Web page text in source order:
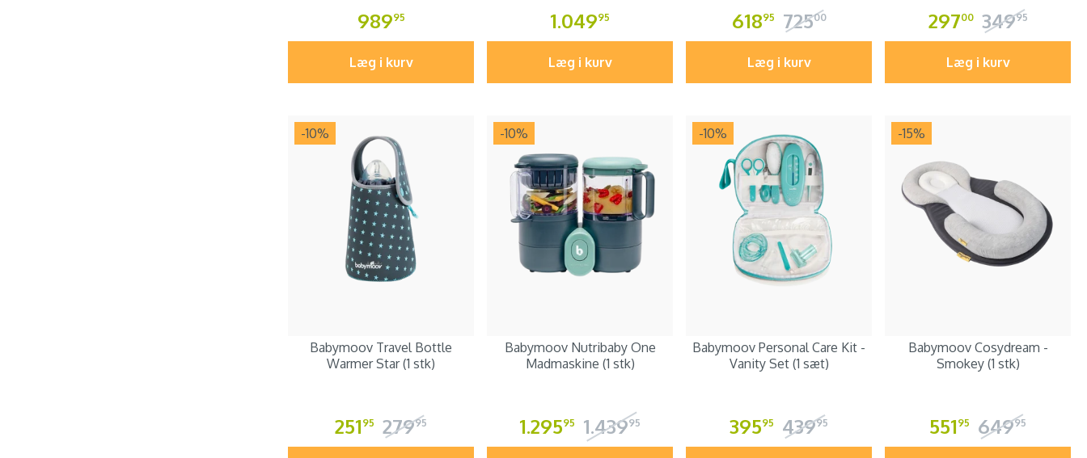
98995
Læg i kurv
1.04995
Læg i kurv
61895 72500
Læg i kurv
29700 34995
Læg i kurv
-10%
Babymoov Travel Bottle
Warmer Star (1 stk)
251 95 27995
-10%
Babymoov Nutribaby One
Madmaskine (1 stk)
1.29595 1.43995
-10%
Babymoov Personal Care Kit -
Vanity Set (1 sæt)
39595 43995
-15%
Babymoov Cosydream -
Smokey (1 stk)
551 95 64995